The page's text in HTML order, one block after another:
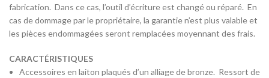
fabrication. Dans ce cas, l’outil d’écriture est changé ou réparé. En
cas de dommage par le propriétaire, la garantie n’est plus valable et
les pièces endommagées seront remplacées moyennant des frais.
CARACTÉRISTIQUES
Accessoires en laiton plaqués d’un alliage de bronze. Ressort de